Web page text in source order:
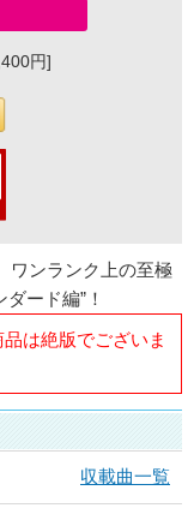
円]
ワンランク上の至極
ード編”！
は絶版でございま
収載曲一覧